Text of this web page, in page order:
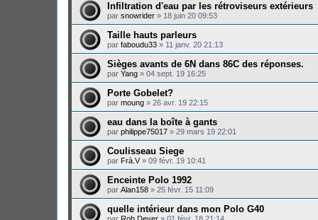
Infiltration d'eau par les rétroviseurs extérieurs
par snowrider » 18 juin 20 09:53
Taille hauts parleurs
par faboudu33 » 11 janv. 20 21:13
Sièges avants de 6N dans 86C des réponses.
par Yang » 04 sept. 19 16:25
Porte Gobelet?
par moung » 26 avr. 19 22:15
eau dans la boîte à gants
par philippe75017 » 29 mars 19 22:01
Coulisseau Siege
par Frà.V» 09 févr. 19 10:41
Enceinte Polo 1992
par Alan158 » 25 févr. 15 11:09
quelle intérieur dans mon Polo G40